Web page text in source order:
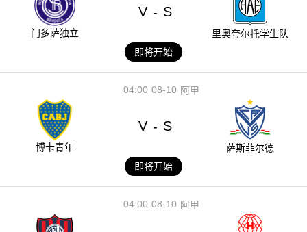
门多萨独立
V - S
里奥夸尔托学生队
即将开始
08-10
04:00 阿甲
博卡青年
V - S
萨斯菲尔德
即将开始
08-10
04:00 阿甲